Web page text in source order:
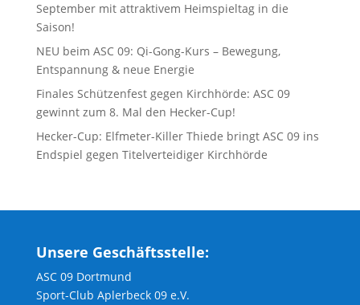
September mit attraktivem Heimspieltag in die
Saison!
NEU beim ASC 09: Qi-Gong-Kurs – Bewegung,
Entspannung & neue Energie
Finales Schützenfest gegen Kirchhörde: ASC 09
gewinnt zum 8. Mal den Hecker-Cup!
Hecker-Cup: Elfmeter-Killer Thiede bringt ASC 09 ins
Endspiel gegen Titelverteidiger Kirchhörde
Unsere Geschäftsstelle:
ASC 09 Dortmund
Sport-Club Aplerbeck 09 e.V.